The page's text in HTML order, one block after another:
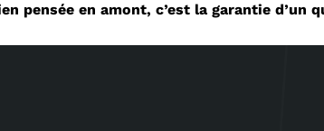
pensée en amont, c’est la garantie d’un